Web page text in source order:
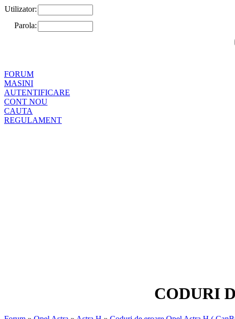
Utilizator:
Parola:
FORUM
MASINI
AUTENTIFICARE
CONT NOU
CAUTA
REGULAMENT
CODURI